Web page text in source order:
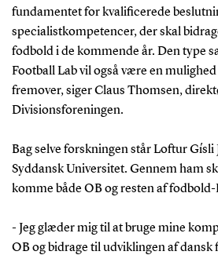
fundamentet for kvalificerede
specialistkompetencer, der skal
fodbold i de kommende år. Den type
Football Lab vil også være en
fremover, siger Claus Thomsen,
Divisionsforeningen.
Bag selve forskningen står Loftur Gísli
Syddansk Universitet. Gennem ham
komme både OB og resten af
- Jeg glæder mig til at bruge mine
OB og bidrage til udviklingen af